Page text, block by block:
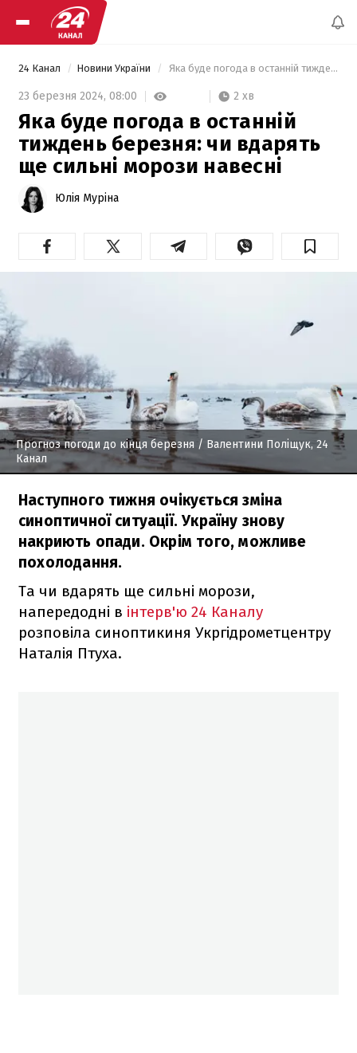
24 Канал Новини України Яка буде погода в останній тиждень березня: чи вдарять ще сильні морози навесні
23 березня 2024, 08:00 2 хв
Яка буде погода в останній
тиждень березня: чи вдарять
ще сильні морози навесні
Юлія Муріна
Прогноз погоди до кінця березня / Валентини Поліщук, 24
Канал
Наступного тижня очікується зміна
синоптичної ситуації. Україну знову
накриють опади. Окрім того, можливе
похолодання.
Та чи вдарять ще сильні морози,
напередодні в інтерв'ю 24 Каналу
розповіла синоптикиня Укргідрометцентру
Наталія Птуха.